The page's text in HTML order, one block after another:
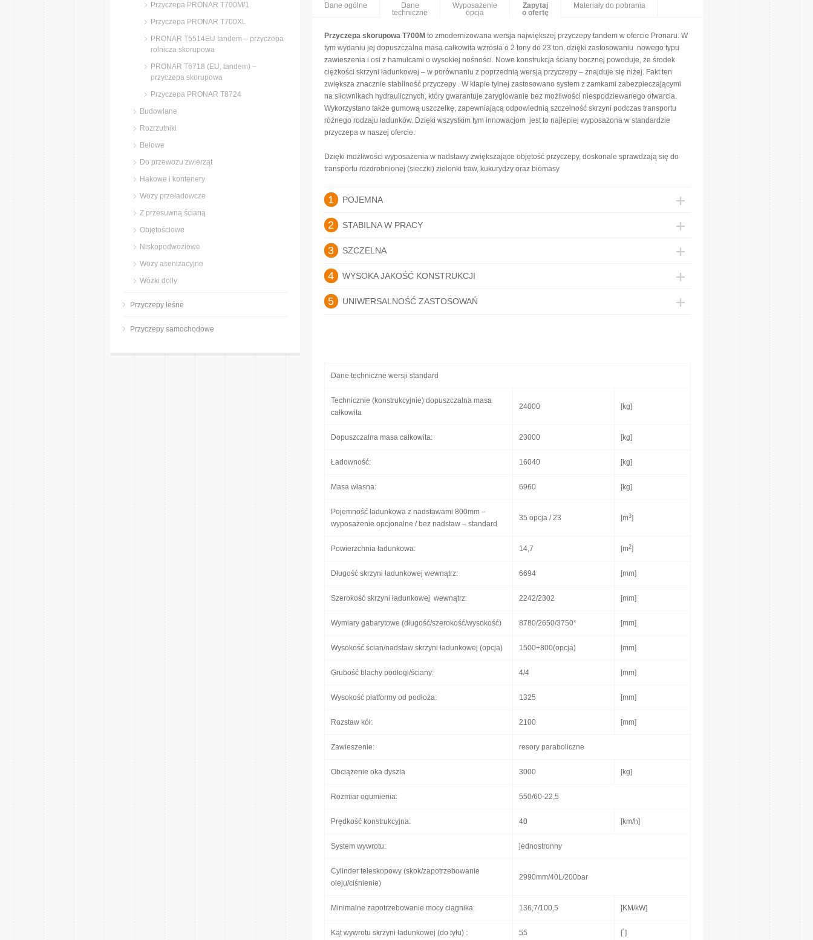
Dane ogólne
Dane
techniczne
Wyposażenie
opcja
Zapytaj
o ofertę
Materiały do pobrania
Przyczepa skorupowa T700M to zmodernizowana wersja największej przyczepy tandem w ofercie Pronaru. W
tym wydaniu jej dopuszczalna masa całkowita wzrosła o 2 tony do 23 ton, dzięki zastosowaniu nowego typu
zawieszenia i osi z hamulcami o wysokiej nośności. Nowe konstrukcja ściany bocznej powoduje, że środek
ciężkości skrzyni ładunkowej – w porównaniu z poprzednią wersją przyczepy – znajduje się niżej. Fakt ten
zwiększa znacznie stabilność przyczepy . W klapie tylnej zastosowano system z zamkami zabezpieczającymi
na siłownikach hydraulicznych, który gwarantuje zaryglowanie bez możliwości niespodziewanego otwarcia.
Wykorzystano także gumową uszczelkę, zapewniającą odpowiednią szczelność skrzyni podczas transportu
różnego rodzaju ładunków. Dzięki wszystkim tym innowacjom jest to najlepiej wyposażona w standardzie
przyczepa w naszej ofercie.
Dzięki możliwości wyposażenia w nadstawy zwiększające objętość przyczepy, doskonale sprawdzają się do
transportu rozdrobnionej (sieczki) zielonki traw, kukurydzy oraz biomasy
1 POJEMNA
2 STABILNA W PRACY
3 SZCZELNA
4 WYSOKA JAKOŚĆ KONSTRUKCJI
5 UNIWERSALNOŚĆ ZASTOSOWAŃ
Dane techniczne wersji standard
Technicznie (konstrukcyjnie) dopuszczalna masa
całkowita
24000 [kg]
Dopuszczalna masa całkowita: 23000 [kg]
Ładowność: 16040 [kg]
Masa własna: 6960 [kg]
Pojemność ładunkowa z nadstawami 800mm –
wyposażenie opcjonalne / bez nadstaw – standard
35 opcja / 23 [m3]
Powierzchnia ładunkowa: 14,7 [m2]
Długość skrzyni ładunkowej wewnątrz: 6694 [mm]
Szerokość skrzyni ładunkowej wewnątrz: 2242/2302 [mm]
Wymiary gabarytowe (długość/szerokość/wysokość) 8780/2650/3750* [mm]
Wysokość ścian/nadstaw skrzyni ładunkowej (opcja) 1500+800(opcja) [mm]
Grubość blachy podłogi/ściany: 4/4 [mm]
Wysokość platformy od podłoża: 1325 [mm]
Rozstaw kół: 2100 [mm]
Zawieszenie: resory paraboliczne
Obciążenie oka dyszla 3000 [kg]
Rozmiar ogumienia: 550/60-22,5
Prędkość konstrukcyjna: 40 [km/h]
System wywrotu: jednostronny
Cylinder teleskopowy (skok/zapotrzebowanie
oleju/ciśnienie)
2990mm/40L/200bar
Minimalne zapotrzebowanie mocy ciągnika: 136,7/100,5 [KM/kW]
Kąt wywrotu skrzyni ładunkowej (do tyłu) : 55 [˚]
Przyczepa PRONAR T700M/1
Przyczepa PRONAR T700XL
PRONAR T5514EU tandem – przyczepa
rolnicza skorupowa
PRONAR T6718 (EU, tandem) –
przyczepa skorupowa
Przyczepa PRONAR T8724
Budowlane
Rozrzutniki
Belowe
Do przewozu zwierząt
Hakowe i kontenery
Wozy przeładowcze
Z przesuwną ścianą
Objętościowe
Niskopodwoziowe
Wozy asenizacyjne
Wózki dolly
Przyczepy leśne
Przyczepy samochodowe